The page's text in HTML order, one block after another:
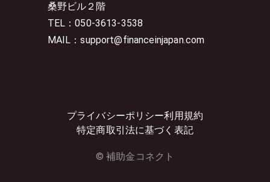
桑野ビル２階
TEL：050-3613-3538
MAIL：support@financeinjapan.com
プライバシーポリシー利用規約
特定商取引法に基づく表記
© 補助金コネクト